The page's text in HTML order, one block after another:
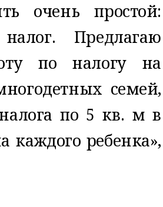
очень простой:
Предлагаю
по налогу на
семей,
по 5 кв. м в
каждого ребенка»,